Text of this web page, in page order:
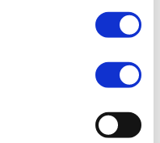
l'incertitude
d'exportation
minimes.